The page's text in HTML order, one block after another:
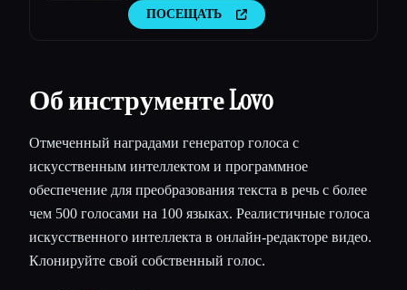
речь с естественным звучанием, повышая
вовлеченность и доступность любого
ПОСЕЩАТЬ
Об инструменте Lovo
Отмеченный наградами генератор голоса с
искусственным интеллектом и программное
обеспечение для преобразования текста в речь с более
чем 500 голосами на 100 языках. Реалистичные голоса
искусственного интеллекта в онлайн-редакторе видео.
Клонируйте свой собственный голос.